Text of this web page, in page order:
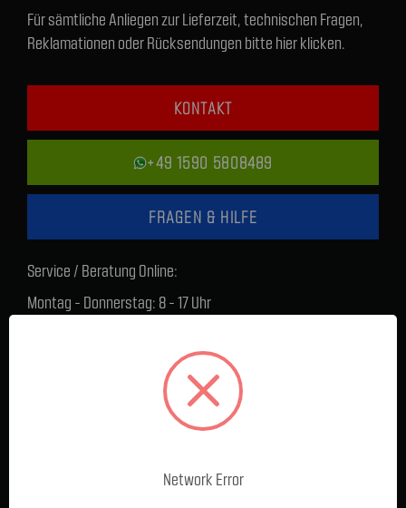
Für sämtliche Anliegen zur Lieferzeit, technischen Fragen,
Reklamationen oder Rücksendungen bitte hier klicken.
KONTAKT
+49 1590 5808489
FRAGEN & HILFE
Service / Beratung Online:
Montag - Donnerstag: 8 - 17 Uhr
Lager Lauenstein (Warenabholungen):
Montag - Donnerstag: 7.30 - 15 Uhr
Network Error